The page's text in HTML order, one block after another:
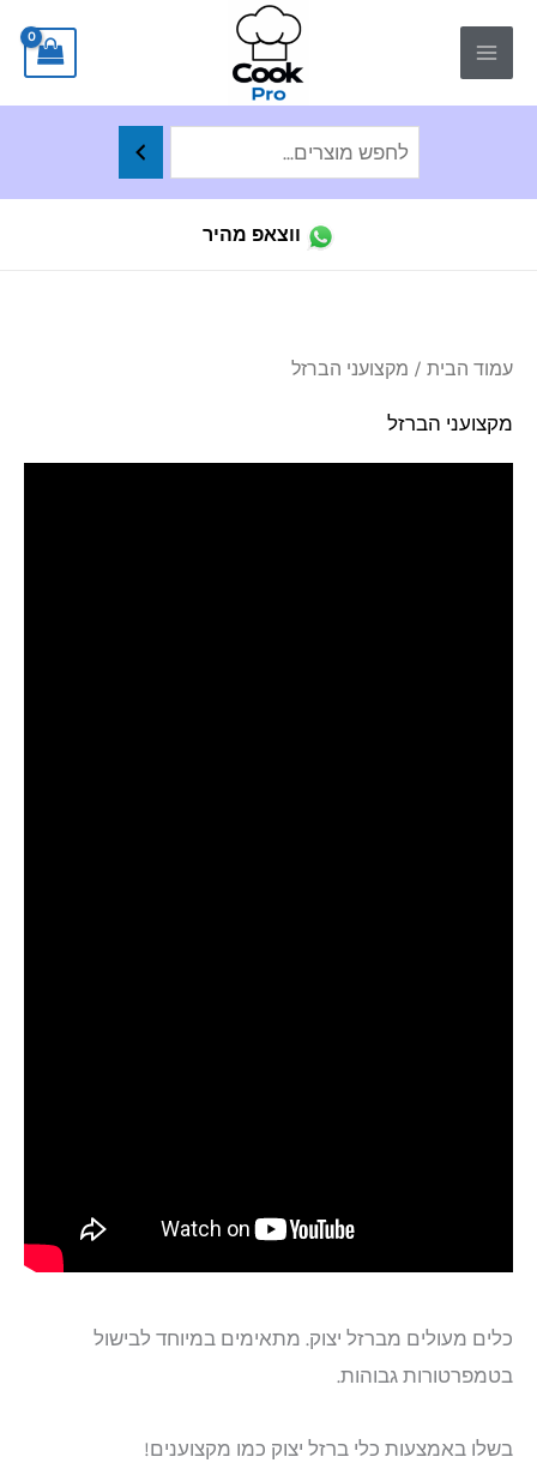
לתוכן
ווצאפ מהיר
עמוד הבית / מקצועני הברזל
מקצועני הברזל
כלים מעולים מברזל יצוק. מתאימים במיוחד לבישול
בטמפרטורות גבוהות.
בשלו באמצעות כלי ברזל יצוק כמו מקצוענים!